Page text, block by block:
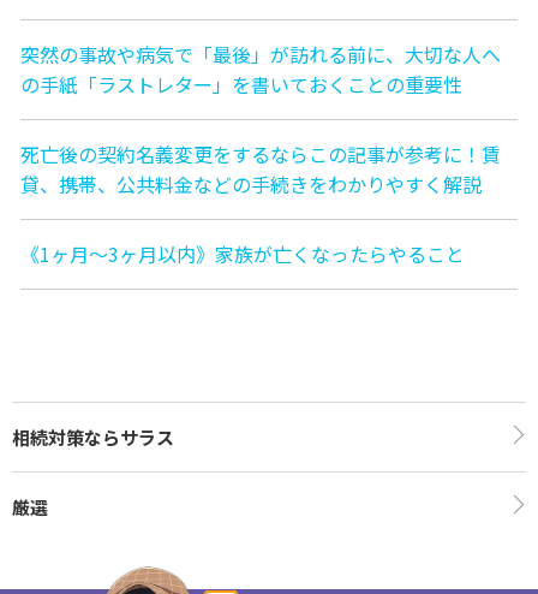
突然の事故や病気で「最後」が訪れる前に、大切な人へ
の手紙「ラストレター」を書いておくことの重要性
死亡後の契約名義変更をするならこの記事が参考に！賃
貸、携帯、公共料金などの手続きをわかりやすく解説
《1ヶ月〜3ヶ月以内》家族が亡くなったらやること
相続対策ならサラス
厳選